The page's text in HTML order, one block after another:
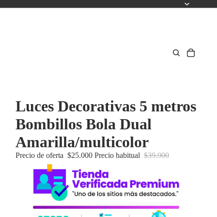
Luces Decorativas 5 metros
Bombillos Bola Dual
Amarilla/multicolor
Precio de oferta $25.000 Precio habitual $39.900